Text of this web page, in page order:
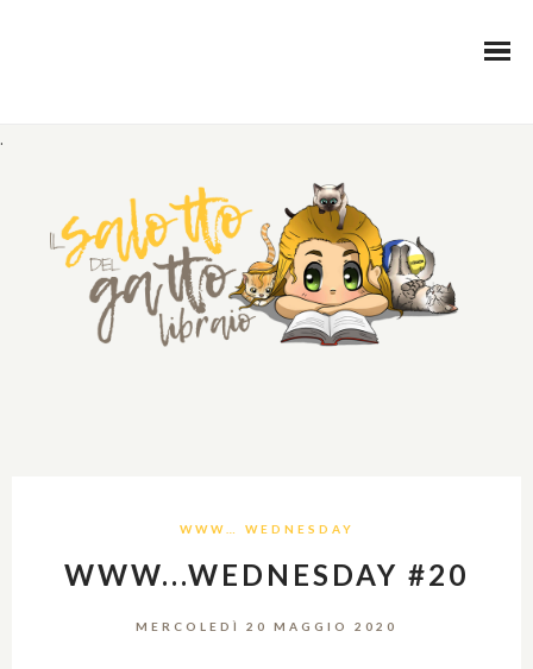
.
WWW… WEDNESDAY
WWW...WEDNESDAY #20
MERCOLEDÌ 20 MAGGIO 2020